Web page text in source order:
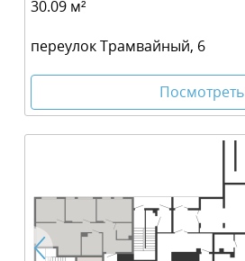
30.09 м²
переулок Трамвайный, 6
Посмотреть